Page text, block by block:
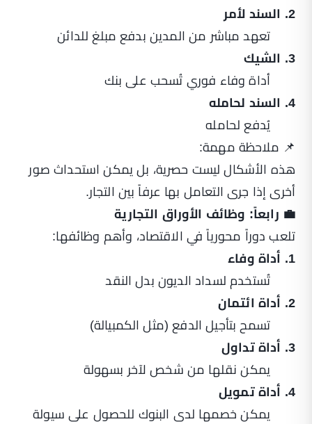
2. السند لأمر
تعهد مباشر من المدين بدفع مبلغ للدائن
3. الشيك
أداة وفاء فوري تُسحب على بنك
4. السند لحامله
يُدفع لحامله
📌 ملاحظة مهمة:
هذه الأشكال ليست حصرية، بل يمكن استحداث صور
أخرى إذا جرى التعامل بها عرفاً بين التجار.
💼 رابعاً: وظائف الأوراق التجارية
تلعب دوراً محورياً في الاقتصاد، وأهم وظائفها:
1. أداة وفاء
تُستخدم لسداد الديون بدل النقد
2. أداة ائتمان
تسمح بتأجيل الدفع (مثل الكمبيالة)
3. أداة تداول
يمكن نقلها من شخص لآخر بسهولة
4. أداة تمويل
يمكن خصمها لدى البنوك للحصول على سيولة